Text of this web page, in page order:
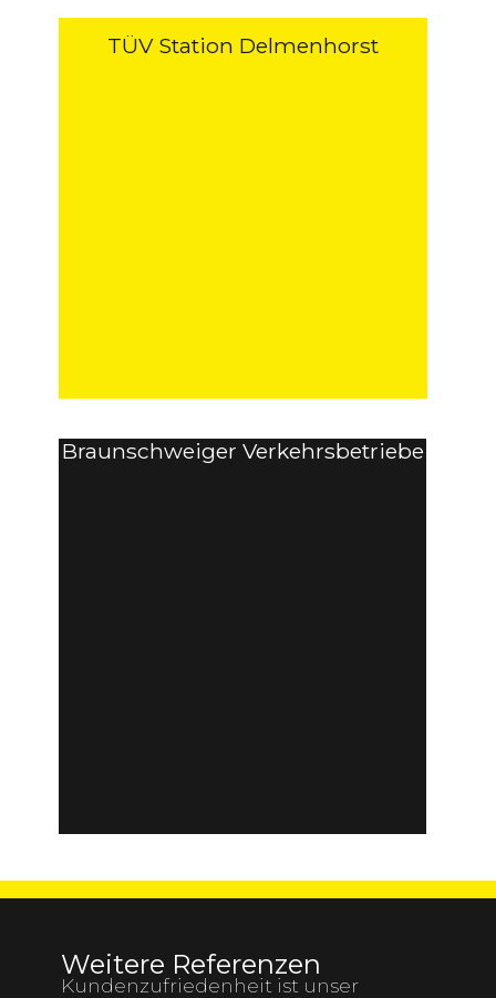
TÜV Station Delmenhorst
Braunschweiger Verkehrsbetriebe
Weitere Referenzen
Kundenzufriedenheit ist unser